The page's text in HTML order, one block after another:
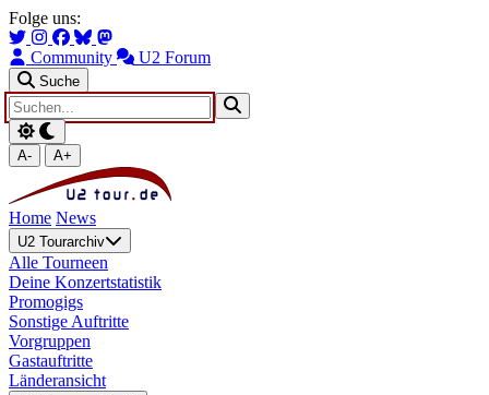
Zum Hauptinhalt springen
Zur Navigation springen
Folge uns:
Community U2 Forum
Suche
A- A+
Home News
U2 Tourarchiv
Alle Tourneen
Deine Konzertstatistik
Promogigs
Sonstige Auftritte
Vorgruppen
Gastauftritte
Länderansicht